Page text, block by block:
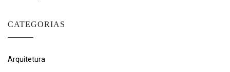
CATEGORIAS
Arquitetura